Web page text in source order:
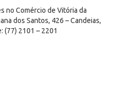
no Comércio de Vitória da
dos Santos, 426 – Candeias,
(77) 2101 – 2201